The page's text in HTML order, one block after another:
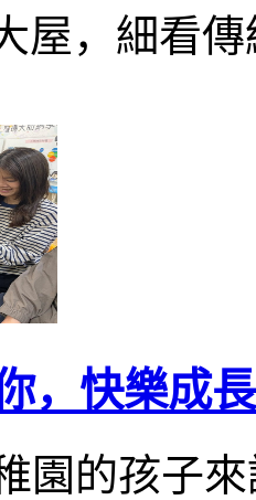
屋，細看
，快樂成
的孩子來